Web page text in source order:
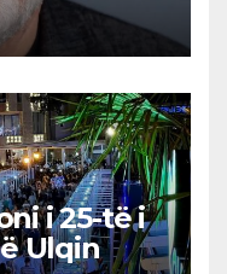
i 25-të i
Ulqin